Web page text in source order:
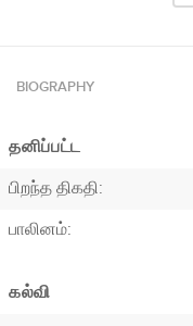
BIOGRAPHY
தனிப்பட்ட
பிறந்த திகதி:
பாலினம்:
கல்வி